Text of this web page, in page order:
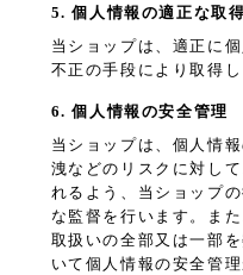
5. 個人情報の適正な取
当ショップは、適正に
不正の手段により取得し
6. 個人情報の安全管理
当ショップは、個人情
洩などのリスクに対し
れるよう、当ショップ
な監督を行います。ま
取扱いの全部又は一部
いて個人情報の安全管